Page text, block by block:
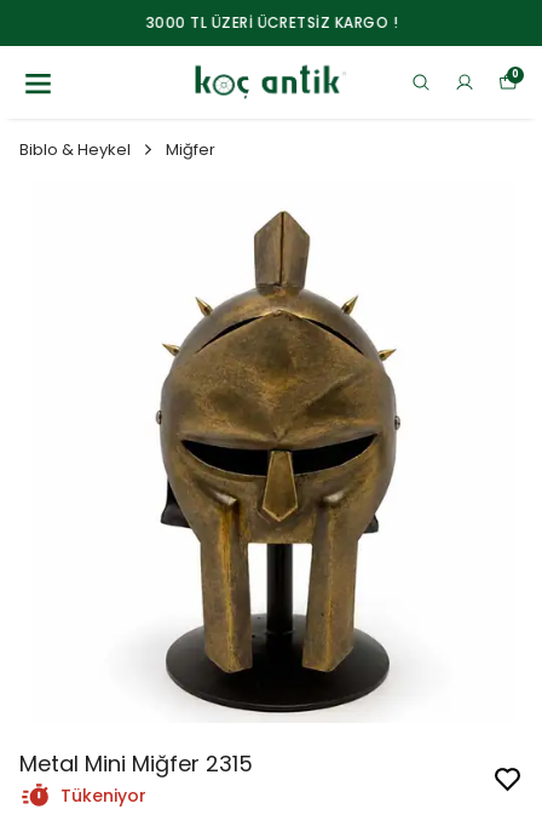
3000 TL ÜZERİ ÜCRETSİZ KARGO !
0
Biblo & Heykel Miğfer
Metal Mini Miğfer 2315
Tükeniyor